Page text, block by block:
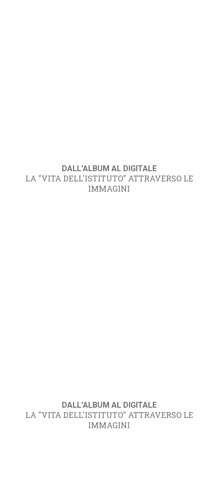
DALL'ALBUM AL DIGITALE
LA "VITA DELL'ISTITUTO" ATTRAVERSO LE
IMMAGINI
DALL'ALBUM AL DIGITALE
LA "VITA DELL'ISTITUTO" ATTRAVERSO LE
IMMAGINI